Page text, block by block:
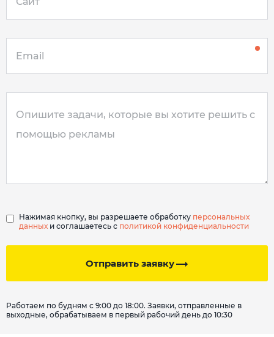
Отправить заявку
Нажимая кнопку, вы разрешаете обработку персональных
данных и соглашаетесь с политикой конфиденциальности
Работаем по будням с 9:00 до 18:00. Заявки, отправленные в
выходные, обрабатываем в первый рабочий день до 10:30